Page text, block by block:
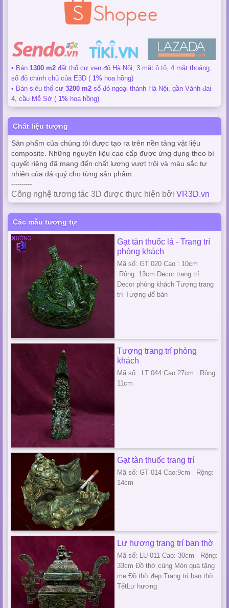
• Bán 1300 m2 đất thổ cư ven đô Hà Nội, 3 mặt ô tô, 4 mặt thoáng,
sổ đỏ chính chủ của E3D ( 1% hoa hồng)
• Bán siêu thổ cư 3200 m2 sổ đỏ ngoại thành Hà Nội, gần Vành đai
4, cầu Mễ Sở ( 1% hoa hồng)
Chất liệu tượng
Sản phẩm của chúng tôi được tạo ra trên nền tảng vật liệu
composite. Những nguyên liệu cao cấp được ứng dụng theo bí
quyết riêng đã mang đến chất lượng vượt trội và màu sắc tự
nhiên của đá quý cho từng sản phẩm.
----------
Công nghệ tương tác 3D được thực hiện bởi VR3D.vn
Các mẫu tương tự
Gạt tàn thuốc lá - Trang trí
phòng khách
Mã số: GT 020 Cao : 10cm
Rộng: 13cm Decor trang trí
Decor phòng khách Tượng trang
trí Tượng để bàn
Tượng trang trí phòng
khách
Mã số:: LT 044 Cao:27cm Rộng:
11cm
Gạt tàn thuốc trang trí
Mã số: GT 014 Cao:9cm Rộng:
14cm
Lư hương trang trí ban thờ
Mã số: LU 011 Cao: 30cm Rộng:
33cm Đồ thờ cúng Món quà tặng
mẹ Đồ thờ đẹp Trang trí ban thờ
TếtLư hương